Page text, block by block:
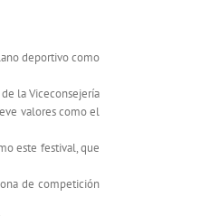
deportivo como
la Viceconsejería
valores como el
este festival, que
de competición